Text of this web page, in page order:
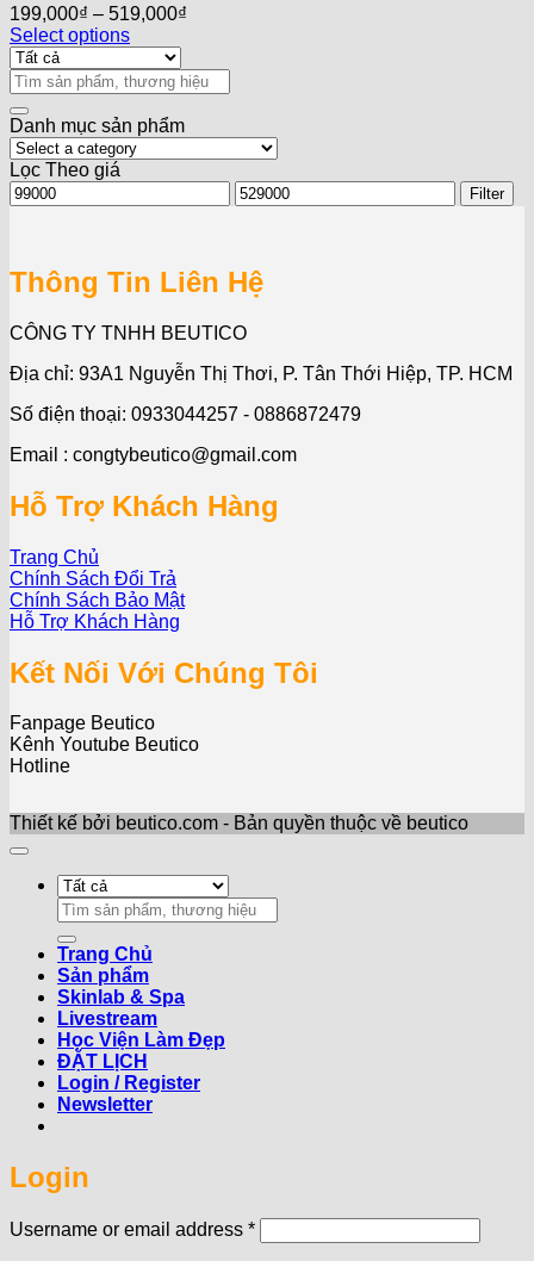
199,000₫ – 519,000₫
Select options
Search
for:
Danh mục sản phẩm
Lọc Theo giá
Min
price
Max
price
Filter
Thông Tin Liên Hệ
CÔNG TY TNHH BEUTICO
Địa chỉ: 93A1 Nguyễn Thị Thơi, P. Tân Thới Hiệp, TP. HCM
Số điện thoại: 0933044257 - 0886872479
Email : congtybeutico@gmail.com
Hỗ Trợ Khách Hàng
Trang Chủ
Chính Sách Đổi Trả
Chính Sách Bảo Mật
Hỗ Trợ Khách Hàng
Kết Nối Với Chúng Tôi
Fanpage Beutico
Kênh Youtube Beutico
Hotline
Thiết kế bởi beutico.com - Bản quyền thuộc về beutico
Search
for:
Trang Chủ
Sản phẩm
Skinlab & Spa
Livestream
Học Viện Làm Đẹp
ĐẶT LỊCH
Login / Register
Newsletter
Login
Username or email address *Required